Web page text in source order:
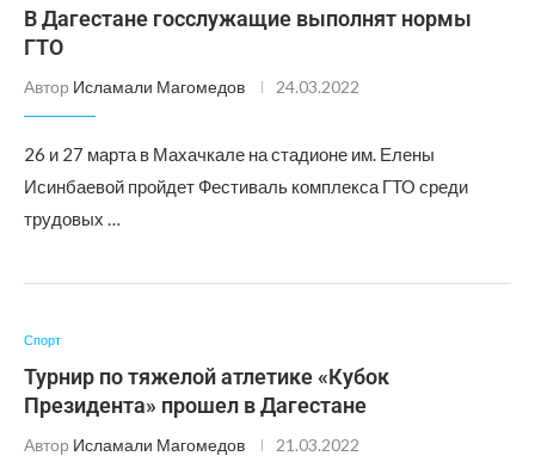
В Дагестане госслужащие выполнят нормы
ГТО
Автор Исламали Магомедов 24.03.2022
26 и 27 марта в Махачкале на стадионе им. Елены
Исинбаевой пройдет Фестиваль комплекса ГТО среди
трудовых …
Спорт
Турнир по тяжелой атлетике «Кубок
Президента» прошел в Дагестане
Автор Исламали Магомедов 21.03.2022